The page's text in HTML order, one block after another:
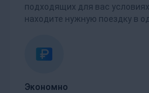
подходящих для вас
находите нужную поездку в
Экономно